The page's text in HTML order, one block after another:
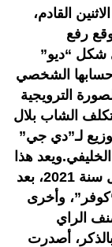
القادم،
رفع
شكل “ديو”
حسابها الشخصي
الترويجية
الشاب بلال
لـ”دي جي”
هذا
“الديو” أول عمل فني لزينة الداودية خلال سنة 2021، بعد
وأخرى
الراي
2020.وجدير بالذكر، أصدرت